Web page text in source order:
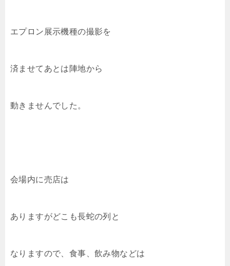
エプロン展示機種の撮影を
済ませてあとは陣地から
動きませんでした。
会場内に売店は
ありますがどこも長蛇の列と
なりますので、食事、飲み物などは